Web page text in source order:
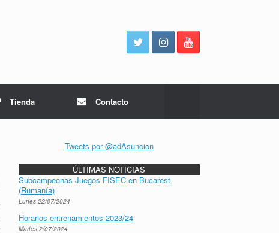
Tienda Contacto
Tweets por @adAsuncion
ÚLTIMAS NOTICIAS
Subcampeonas Juegos FISEC en Bucarest
(Rumanía)
Lunes 22/07/2024
Horarios entrenamientos 2023/24
Martes 2/07/2024